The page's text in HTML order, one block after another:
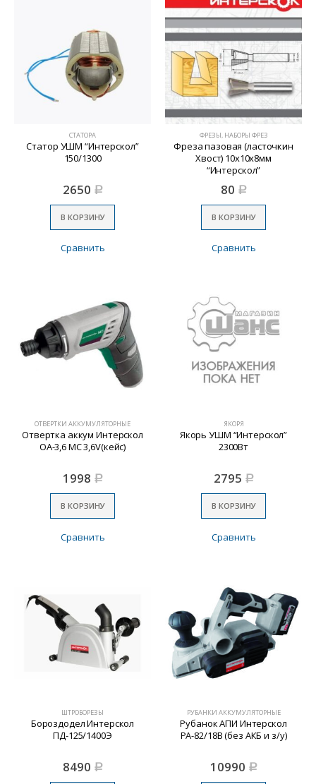
СТАТОРА
Статор УШМ “Интерскол”
150/1300
2650 Р
В КОРЗИНУ
Сравнить
ФРЕЗЫ, НАБОРЫ ФРЕЗ
Фреза пазовая (ласточкин
Хвост) 10х10х8мм
“Интерскол”
80 Р
В КОРЗИНУ
Сравнить
ОТВЕРТКИ АККУМУЛЯТОРНЫЕ
Отвертка аккум Интерскол
ОА-3,6 МС 3,6V(кейс)
1998 Р
В КОРЗИНУ
Сравнить
ЯКОРЯ
Якорь УШМ “Интерскол”
2300Вт
2795 Р
В КОРЗИНУ
Сравнить
ШТРОБОРЕЗЫ
Бороздодел Интерскол
ПД-125/1400Э
8490 Р
РУБАНКИ АККУМУЛЯТОРНЫЕ
Рубанок АПИ Интерскол
РА-82/18В (без АКБ и з/у)
10990 Р